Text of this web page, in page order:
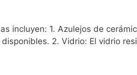
incluyen: 1. Azulejos de
2. Vidrio: El vidrio